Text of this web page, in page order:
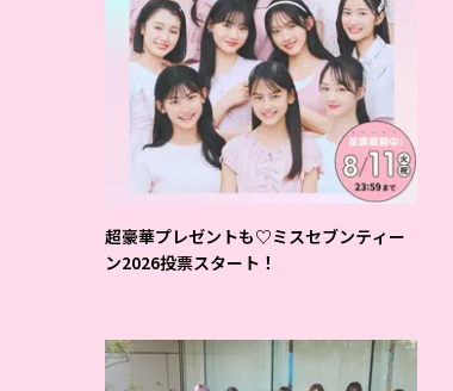
超豪華プレゼントも♡ミスセブンティー
ン2026投票スタート！